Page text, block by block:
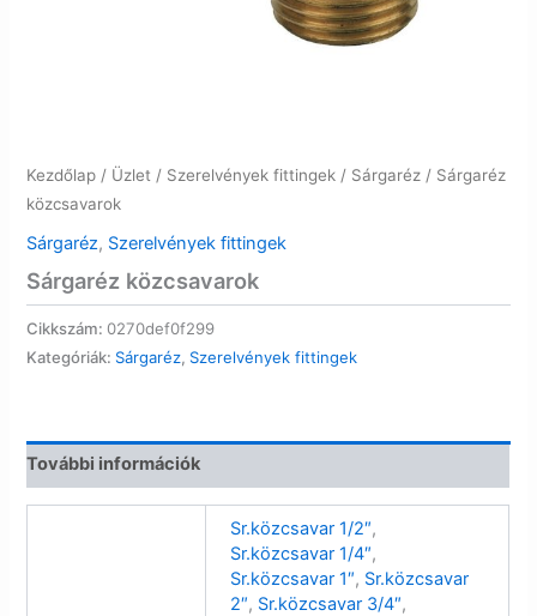
Kezdőlap / Üzlet / Szerelvények fittingek / Sárgaréz / Sárgaréz
közcsavarok
Sárgaréz, Szerelvények fittingek
Sárgaréz közcsavarok
Cikkszám: 0270def0f299
Kategóriák: Sárgaréz, Szerelvények fittingek
További információk
Sr.közcsavar 1/2″,
Sr.közcsavar 1/4″,
Sr.közcsavar 1″, Sr.közcsavar
2″, Sr.közcsavar 3/4″,